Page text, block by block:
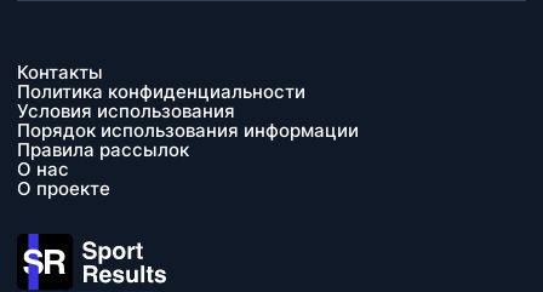
Контакты
Политика конфиденциальности
Условия использования
Порядок использования информации
Правила рассылок
О нас
О проекте